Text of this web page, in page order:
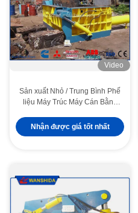
Video
Sản xuất Nhỏ / Trung Bình Phế
liệu Máy Trúc Máy Cán Bằng
soát Van Tay
Nhận được giá tốt nhất